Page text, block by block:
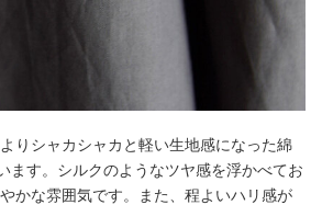
りシャカシャカと軽い生地感になった綿
ます。シルクのようなツヤ感を浮かべてお
かな雰囲気です。また、程よいハリ感が